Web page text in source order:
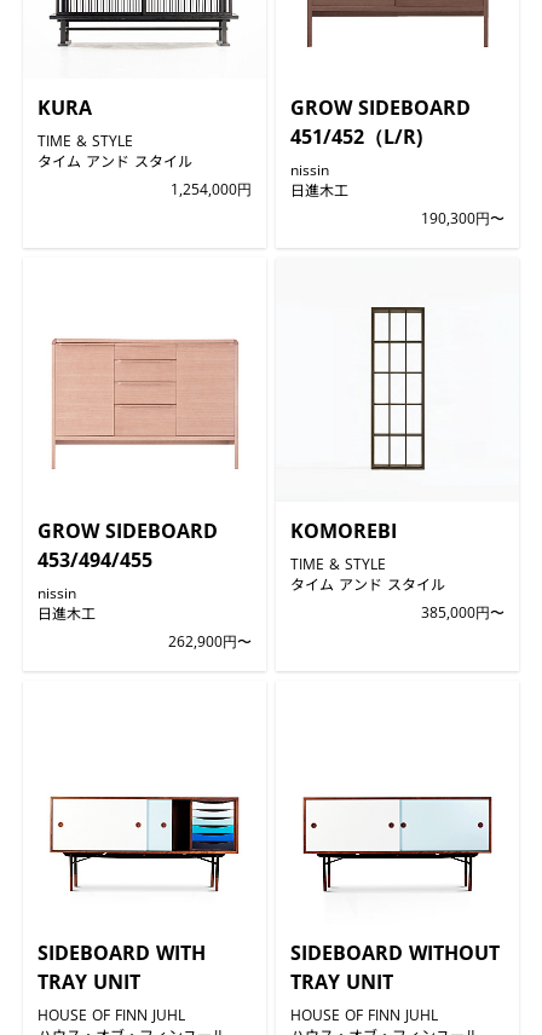
KURA
TIME & STYLE
タイム アンド スタイル
1,254,000円
GROW SIDEBOARD
451/452（L/R)
nissin
日進木工
190,300円〜
GROW SIDEBOARD
453/494/455
nissin
日進木工
262,900円〜
KOMOREBI
TIME & STYLE
タイム アンド スタイル
385,000円〜
SIDEBOARD WITH
TRAY UNIT
HOUSE OF FINN JUHL
SIDEBOARD WITHOUT
TRAY UNIT
HOUSE OF FINN JUHL